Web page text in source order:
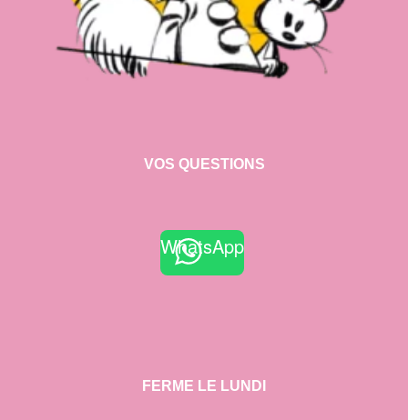
VOS QUESTIONS
WhatsApp
FERME LE LUNDI